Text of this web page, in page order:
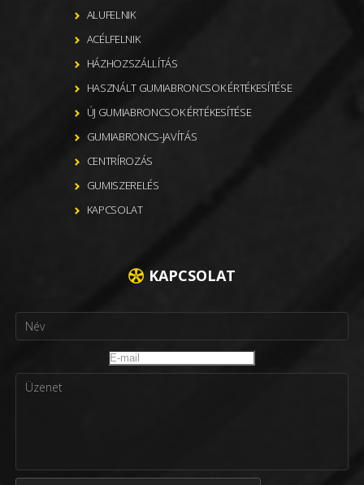
ALUFELNIK
ACÉLFELNIK
HÁZHOZSZÁLLÍTÁS
HASZNÁLT GUMIABRONCSOK ÉRTÉKESÍTÉSE
ÚJ GUMIABRONCSOK ÉRTÉKESÍTÉSE
GUMIABRONCS-JAVÍTÁS
CENTRÍROZÁS
GUMISZERELÉS
KAPCSOLAT
KAPCSOLAT